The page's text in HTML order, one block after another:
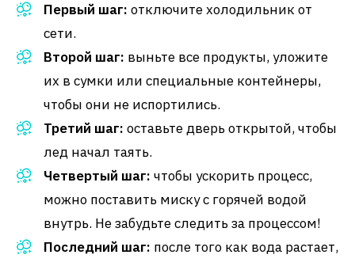
Первый шаг: отключите холодильник от
сети.
Второй шаг: выньте все продукты, уложите
их в сумки или специальные контейнеры,
чтобы они не испортились.
Третий шаг: оставьте дверь открытой, чтобы
лед начал таять.
Четвертый шаг: чтобы ускорить процесс,
можно поставить миску с горячей водой
внутрь. Не забудьте следить за процессом!
Последний шаг: после того как вода растает,